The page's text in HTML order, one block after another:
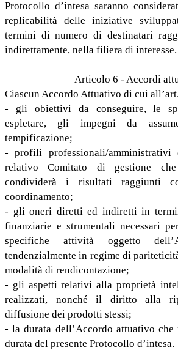
Protocollo d’intesa saranno
replicabilità delle iniziative
termini di numero di destinatari
indirettamente, nella filiera di interesse.
Articolo 6 - Accordi
Ciascun Accordo Attuativo di cui
- gli obiettivi da conseguire, le
espletare, gli impegni da
tempificazione;
- profili professionali/amministrativi
relativo Comitato di gestione
condividerà i risultati raggiunti
coordinamento;
- gli oneri diretti ed indiretti in
finanziarie e strumentali necessari
specifiche attività oggetto
tendenzialmente in regime di
modalità di rendicontazione;
- gli aspetti relativi alla proprietà
realizzati, nonché il diritto alla
diffusione dei prodotti stessi;
- la durata dell’Accordo attuativo che
durata del presente Protocollo d’intesa.